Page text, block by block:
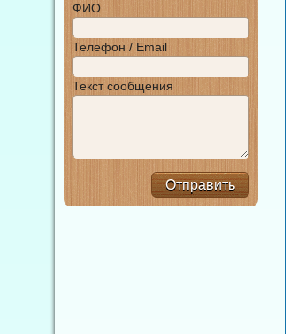
ФИО
Телефон / Email
Текст сообщения
Отправить